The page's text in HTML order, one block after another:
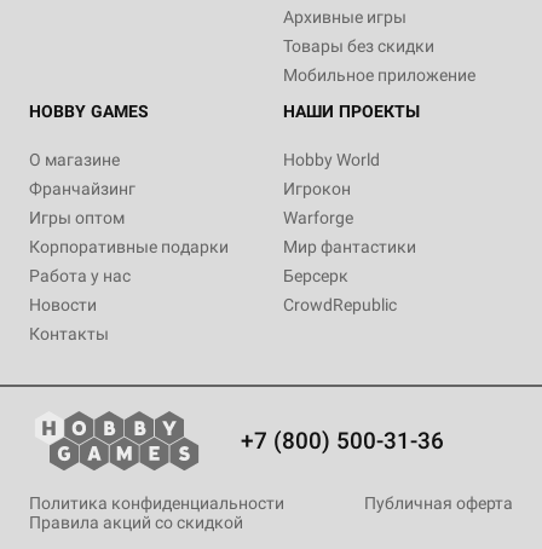
Архивные игры
Товары без скидки
Мобильное приложение
HOBBY GAMES
О магазине
Франчайзинг
Игры оптом
Корпоративные подарки
Работа у нас
Новости
Контакты
НАШИ ПРОЕКТЫ
Hobby World
Игрокон
Warforge
Мир фантастики
Берсерк
CrowdRepublic
+7 (800) 500-31-36
Политика конфиденциальности
Публичная оферта
Правила акций со скидкой